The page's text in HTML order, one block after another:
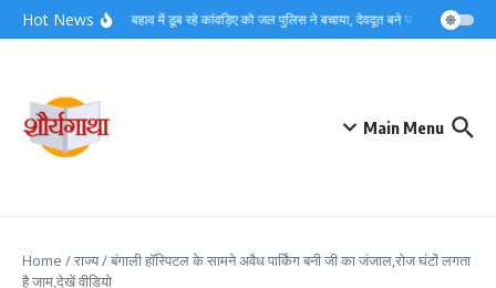
Skip to content
Hot Newsगंगा के तेज बहाव में डूब रहे कांवड़िए को जल पुलिस ने बचाया, देवदूत बने जवान सन्नी…
Main Menu
Home /राज्य/बंगाली हॉस्पिटल के सामने अवैध पार्किंग बनी जी का जंजाल,रोज घंटों लगता
है जाम,देखें वीडियो